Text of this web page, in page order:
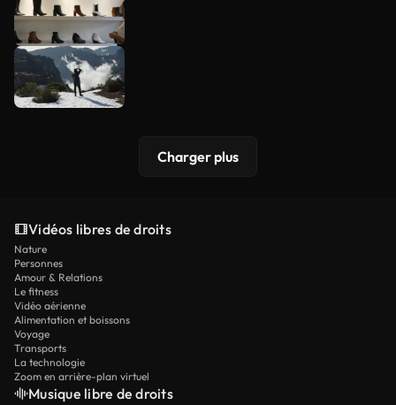
Charger plus
Vidéos libres de droits
Nature
Personnes
Amour & Relations
Le fitness
Vidéo aérienne
Alimentation et boissons
Voyage
Transports
La technologie
Zoom en arrière-plan virtuel
Musique libre de droits